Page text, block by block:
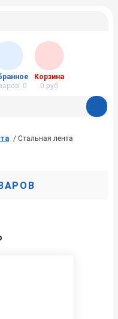
0
Корзина
0 руб
Стальная лента